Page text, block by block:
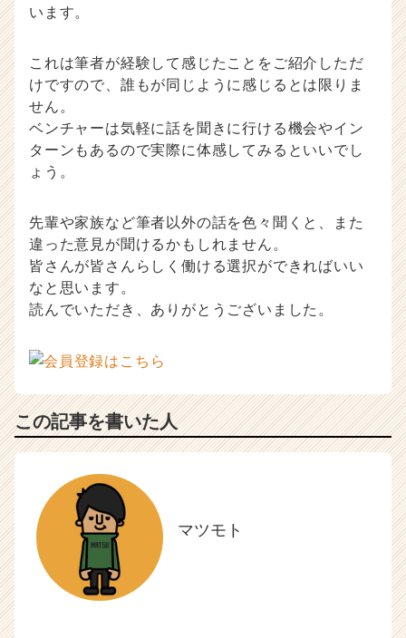
います。
これは筆者が経験して感じたことをご紹介しただ
けですので、誰もが同じように感じるとは限りま
せん。
ベンチャーは気軽に話を聞きに行ける機会やイン
ターンもあるので実際に体感してみるといいでし
ょう。
先輩や家族など筆者以外の話を色々聞くと、また
違った意見が聞けるかもしれません。
皆さんが皆さんらしく働ける選択ができればいい
なと思います。
読んでいただき、ありがとうございました。
この記事を書いた人
マツモト